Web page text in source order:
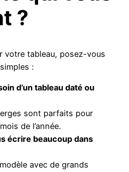
?
votre tableau, posez-vous
:
d’un tableau daté ou
sont parfaits pour
de l’année.
écrire beaucoup dans
avec de grands